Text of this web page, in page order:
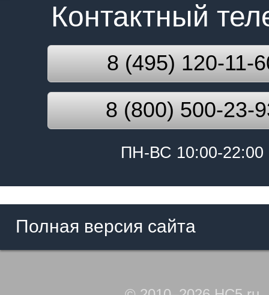
Контактный
8 (495) 120-11-
8 (800) 500-23-
ПН-ВС 10:00-22:00
Полная версия сайта